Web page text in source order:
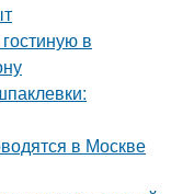
в
в Москве